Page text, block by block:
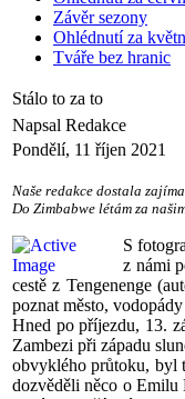
Závěr sezony
Ohlédnutí za
Tváře bez hranic
Stálo to za to
Napsal Redakce
Pondělí, 11 říjen 2021
Naše redakce dostala
Do Zimbabwe létám za
S
z námi
cestě z Tengenenge
poznat město,
Hned po příjezdu, 13.
Zambezi při západu
obvyklého průtoku, byl
dozvěděli něco o Emilu